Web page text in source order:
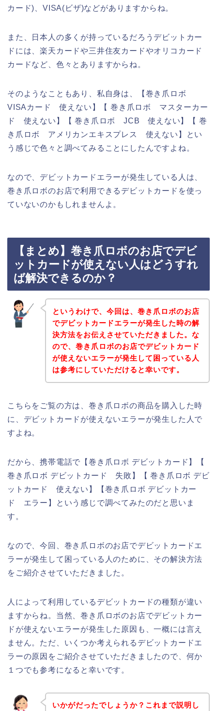
カード)、VISA(ビザ)などがありますからね。
また、日本人の多くが持っているだろうデビットカー
ドには、楽天カードや三井住友カードやオリコカード
カードなど、色々とありますからね。
そのようなこともあり、私自身は、【巻き爪ロボ
VISAカード 使えない】【 巻き爪ロボ マスターカー
ド 使えない】【 巻き爪ロボ JCB 使えない】【 巻
き爪ロボ アメリカンエキスプレス 使えない】とい
う感じで色々と調べてみることにしたんですよね。
なので、デビットカードエラーが発生している人は、
巻き爪ロボのお店で利用できるデビットカードを使っ
ていないのかもしれませんよ。
【まとめ】巻き爪ロボのお店でデビ
ットカードが使えない人はどうすれ
ば解決できるのか？
というわけで、今回は、巻き爪ロボのお店
でデビットカードエラーが発生した時の解
決方法をお伝えさせていただきました。な
ので、巻き爪ロボのお店でデビットカード
が使えないエラーが発生して困っている人
は参考にしていただけると幸いです。
こちらをご覧の方は、巻き爪ロボの商品を購入した時
に、デビットカードが使えないエラーが発生した人で
すよね。
だから、携帯電話で【巻き爪ロボ デビットカード】【
巻き爪ロボ デビットカード 失敗】【 巻き爪ロボ デビ
ットカード 使えない】【巻き爪ロボ デビットカー
ド エラー】という感じで調べてみたのだと思いま
す。
なので、今回、巻き爪ロボのお店でデビットカードエ
ラーが発生して困っている人のために、その解決方法
をご紹介させていただきました。
人によって利用しているデビットカードの種類が違い
ますからね。当然、巻き爪ロボのお店でデビットカー
ドが使えないエラーが発生した原因も、一概には言え
ません。ただ、いくつか考えられるデビットカードエ
ラーの原因をご紹介させていただきましたので、何か
１つでも参考になると幸いです。
いかがだったでしょうか？これまで説明し